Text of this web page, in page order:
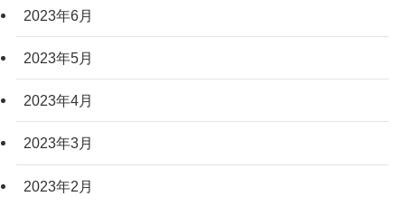
2023年6月
2023年5月
2023年4月
2023年3月
2023年2月